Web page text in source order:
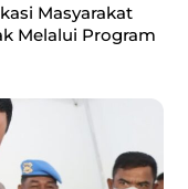
Masyarakat
Melalui Program